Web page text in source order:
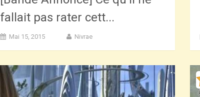
fallait pas rater cett...
Mai 15, 2015 Nivrae